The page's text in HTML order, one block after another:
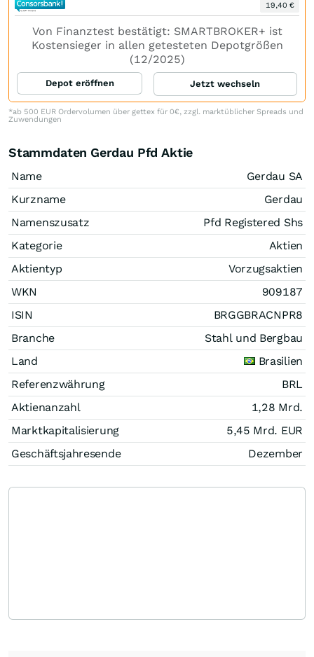
19,40 €
Von Finanztest bestätigt: SMARTBROKER+ ist
Kostensieger in allen getesteten Depotgrößen
(12/2025)
Depot eröffnen Jetzt wechseln
*ab 500 EUR Ordervolumen über gettex für 0€, zzgl. marktüblicher Spreads und
Zuwendungen
Stammdaten Gerdau Pfd Aktie
Name
Gerdau SA
Kurzname
Gerdau
Namenszusatz
Pfd Registered Shs
Kategorie
Aktien
Aktientyp
Vorzugsaktien
WKN
909187
ISIN
BRGGBRACNPR8
Branche
Stahl und Bergbau
Land
Brasilien
Referenzwährung
BRL
Aktienanzahl
1,28 Mrd.
Marktkapitalisierung
5,45 Mrd. EUR
Geschäftsjahresende
Dezember